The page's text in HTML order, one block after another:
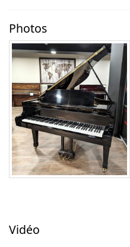
Photos
Vidéo